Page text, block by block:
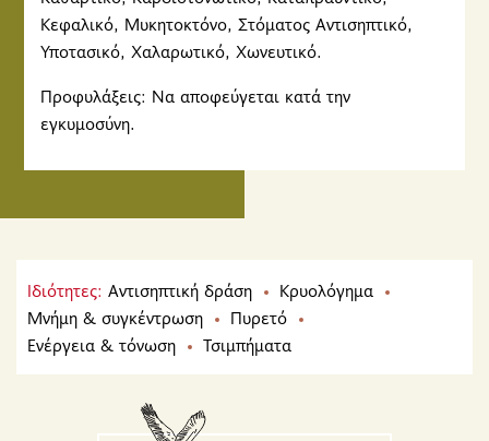
Κεφαλικό, Μυκητοκτόνο, Στόματος Αντισηπτικό,
Υποτασικό, Χαλαρωτικό, Χωνευτικό.
Προφυλάξεις: Να αποφεύγεται κατά την
εγκυμοσύνη.
Ιδιότητες: Αντισηπτική δράση
Κρυολόγημα
Μνήμη & συγκέντρωση
Πυρετό
Ενέργεια & τόνωση
Τσιμπήματα